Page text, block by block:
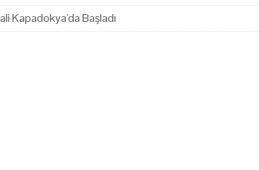
Kapadokya'da Başladı